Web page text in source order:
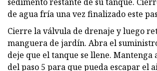
de agua fría una vez finalizado este
Cierre la válvula de drenaje y luego
manguera de jardín. Abra el
deje que el tanque se llene.
del paso 5 para que pueda escapar el